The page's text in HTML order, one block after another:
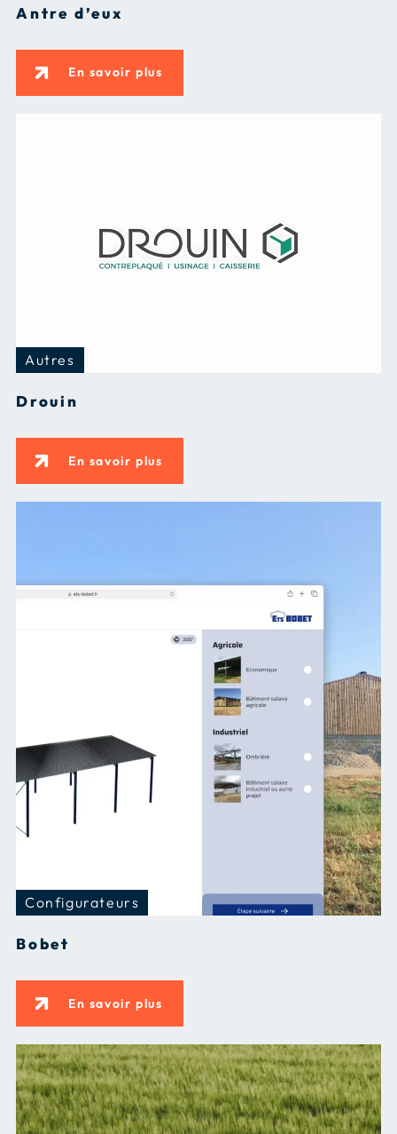
Antre d’eux
En savoir plus
Autres
Drouin
En savoir plus
Configurateurs
Bobet
En savoir plus